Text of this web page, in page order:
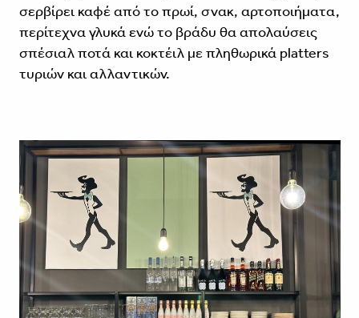
σερβίρει καφέ από το πρωί, σνακ, αρτοποιήματα,
περίτεχνα γλυκά ενώ το βράδυ θα απολαύσεις
σπέσιαλ ποτά και κοκτέιλ με πληθωρικά platters
τυριών και αλλαντικών.